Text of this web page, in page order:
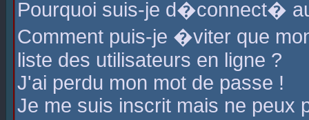
Pourquoi suis-je d�connect�
Comment puis-je �viter que
liste des utilisateurs en ligne ?
J'ai perdu mon mot de passe !
Je me suis inscrit mais ne peux